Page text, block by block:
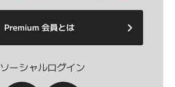
ソーシャルログイン